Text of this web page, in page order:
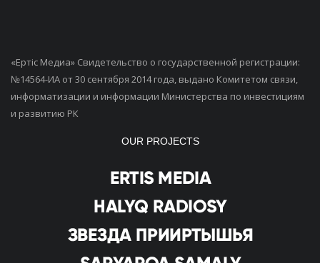
«Ертiс Медиа» Свидетельство о государственной регистрации:
№14564-ИА от 30 сентября 2014 года, выдано Комитетом связи,
информатизации и информации Министерства по инвестициям
и развитию РК
OUR PROJECTS